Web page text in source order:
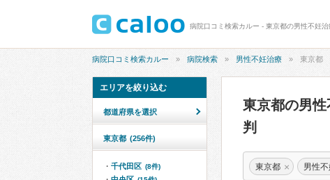
病院口コミ検索カルー - 東京都の男性不妊
病院口コミ検索カルー 病院検索 男性不妊治療 東京都
東京都の男
判
東京都 × 男性
エリアを絞り込む
都道府県を選択
東京都 (256件)
千代田区 (8件)